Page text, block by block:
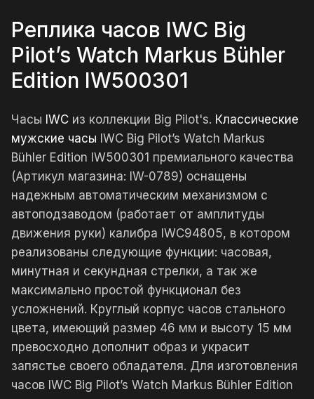
Реплика часов IWC Big
Pilot’s Watch Markus Bühler
Edition IW500301
Часы IWC из коллекции Big Pilot's. Классические
мужские часы IWC Big Pilot’s Watch Markus
Bühler Edition IW500301 премиального качества
(Артикул магазина: IW-0789) оснащены
надежным автоматическим механизмом с
автоподзаводом (работает от амплитуды
движения руки) калибра IWC94805, в котором
реализованы следующие функции: часовая,
минутная и секундная стрелки, а так же
максимально простой функционал без
усложнений. Круглый корпус часов стального
цвета, имеющий размер 46 мм и высоту 15 мм
превосходно дополнит образ и украсит
запястье своего обладателя. Для изготовления
часов IWC Big Pilot’s Watch Markus Bühler Edition